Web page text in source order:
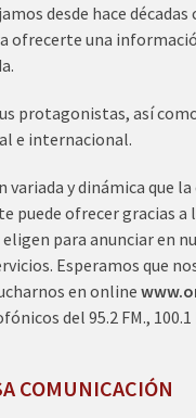
desde hace
ofrecerte una
protagonistas, así
e internacional.
y dinámica que la
puede ofrecer gracias a
eligen para anunciar en
Esperamos que
en online
del 95.2 FM., 100.1
COMUNICACIÓN